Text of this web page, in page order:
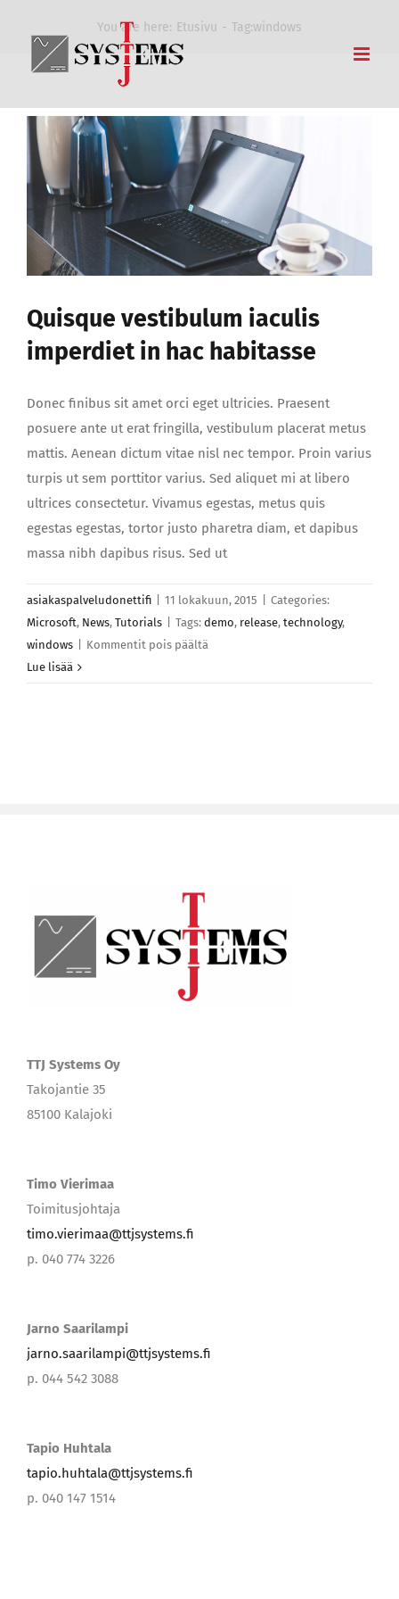
content
You are here: Etusivu Tag:windows
Quisque vestibulum iaculis
imperdiet in hac habitasse
Donec finibus sit amet orci eget ultricies. Praesent
posuere ante ut erat fringilla, vestibulum placerat metus
mattis. Aenean dictum vitae nisl nec tempor. Proin varius
turpis ut sem porttitor varius. Sed aliquet mi at libero
ultrices consectetur. Vivamus egestas, metus quis
egestas egestas, tortor justo pharetra diam, et dapibus
massa nibh dapibus risus. Sed ut
asiakaspalveludonettifi 11 lokakuun, 2015
Categories:
Microsoft, News, Tutorials Tags: demo, release, technology,
windows
Kommentit pois päältä
Lue lisää
TTJ Systems Oy
Takojantie 35
85100 Kalajoki
Timo Vierimaa
Toimitusjohtaja
timo.vierimaa@ttjsystems.fi
p. 040 774 3226
Jarno Saarilampi
jarno.saarilampi@ttjsystems.fi
p. 044 542 3088
Tapio Huhtala
tapio.huhtala@ttjsystems.fi
p. 040 147 1514